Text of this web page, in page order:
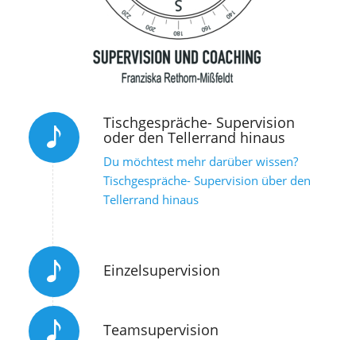
Tischgespräche- Supervision
oder den Tellerrand hinaus
Du möchtest mehr darüber wissen?
Tischgespräche- Supervision über den
Tellerrand hinaus
Einzelsupervision
Teamsupervision